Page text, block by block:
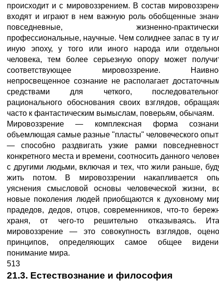
происходит и с мировоззрением. В состав
входят и играют в нем важную роль обобщенные
повседневные, жизненно-
профессиональные, научные. Чем солиднее запас в ту
иную эпоху, у того или иного народа или
человека, тем более серьезную опору может
соответствующее мировоззрение.
непросвещенное сознание не располагает
средствами для четкого,
рационального обоснования своих взглядов,
часто к фантастическим вымыслам, поверьям, обычаям.
Мировоззрение — комплексная форма
объемлющая самые разные "пласты" человеческого
— способно раздвигать узкие рамки
конкретного места и времени, соотносить данного
с другими людьми, включая и тех, что жили раньше,
жить потом. В мировоззрении накапливается
уяснения смысловой основы человеческой жизни,
новые поколения людей приобщаются к духовному
прадедов, дедов, отцов, современников, что-то
храня, от чего-то решительно отказываясь.
мировоззрение — это совокупность взглядов,
принципов, определяющих самое общее
понимание мира.
513
21.3. Естествознание и философия